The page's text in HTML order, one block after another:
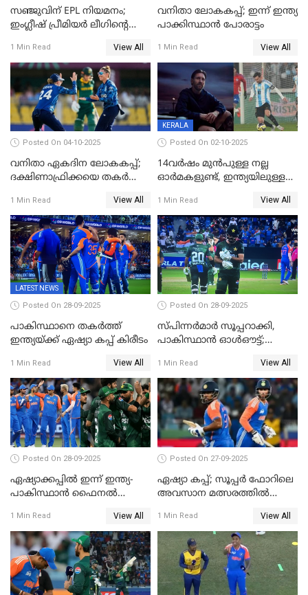
സഞ്ജുവിന് EPL നിയമനം;
ഇംഗ്ലീഷ് പ്രീമിയര്‍ ലീഗിന്‍റെ
അംബാസഡര്‍
1 Min Read View All
വനിതാ ലോകകപ്പ്; ഇന്ന് ഇന്ത്യ
പാക്കിസ്ഥാന്‍ പോരാട്ടം
1 Min Read View All
Posted On 04-10-2025
വനിതാ ഏകദിന ലോകകപ്പ്;
ദക്ഷിണാഫ്രിക്കയെ തകർത്ത്
1 Min Read View All
KERALA
Posted On 02-10-2025
14വർഷം മുൻപുള്ള നല്ല
ഓർമകളുണ്ട്, ഇന്ത്യയിലുള്ള
കാത്തിരിക്കുന്നു; വരവ്
സ്ഥിരീകരിച്ച് മെസി
1 Min Read View All
LATEST NEWS
Posted On 28-09-2025
പാകിസ്ഥാനെ തകർത്ത്
ഇന്ത്യയ്ക്ക് ഏഷ്യാ കപ്പ് കിരീടം
1 Min Read View All
Posted On 28-09-2025
സ്പിന്നർമാർ സൂപ്പറാക്കി,
പാകിസ്ഥാൻ ഓൾഔട്ട്;
വിജയലക്ഷ്യം, കുൽദീപിന് 4
വിക്കറ്റ്
1 Min Read View All
Posted On 28-09-2025
ഏഷ്യാക്കപ്പില്‍ ഇന്ന് ഇന്ത്യ-
പാകിസ്ഥാന്‍ ഫൈനല്‍
1 Min Read View All
Posted On 27-09-2025
ഏഷ്യാ കപ്പ്; സൂപ്പർ ഫോറിലെ
അവസാന മത്സരത്തിൽ
1 Min Read View All